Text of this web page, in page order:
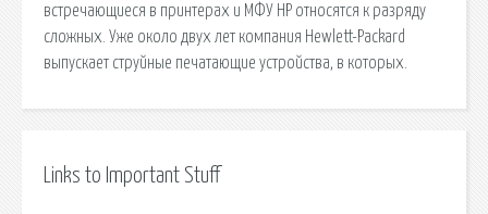
встречающиеся в принтерах и МФУ HP относятся к разряду
сложных. Уже около двух лет компания Hewlett-Packard
выпускает струйные печатающие устройства, в которых.
Links to Important Stuff